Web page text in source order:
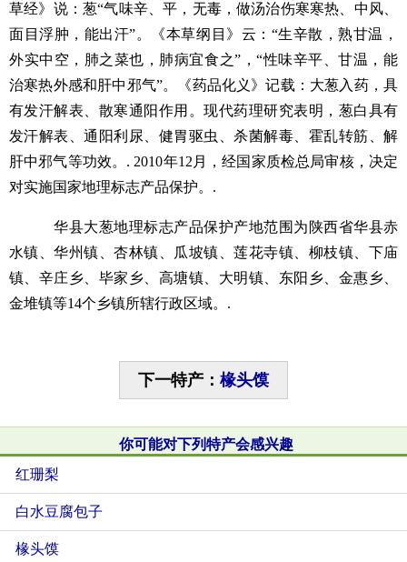
草经》说：葱“气味辛、平，无毒，做汤治伤寒寒热、中风、
面目浮肿，能出汗”。《本草纲目》云：“生辛散，熟甘温，
外实中空，肺之菜也，肺病宜食之”，“性味辛平、甘温，能
治寒热外感和肝中邪气”。《药品化义》记载：大葱入药，具
有发汗解表、散寒通阳作用。现代药理研究表明，葱白具有
发汗解表、通阳利尿、健胃驱虫、杀菌解毒、霍乱转筋、解
肝中邪气等功效。. 2010年12月，经国家质检总局审核，决定
对实施国家地理标志产品保护。.
华县大葱地理标志产品保护产地范围为陕西省华县赤
水镇、华州镇、杏林镇、瓜坡镇、莲花寺镇、柳枝镇、下庙
镇、辛庄乡、毕家乡、高塘镇、大明镇、东阳乡、金惠乡、
金堆镇等14个乡镇所辖行政区域。.
下一特产： 椽头馍
你可能对下列特产会感兴趣
红珊梨
白水豆腐包子
椽头馍